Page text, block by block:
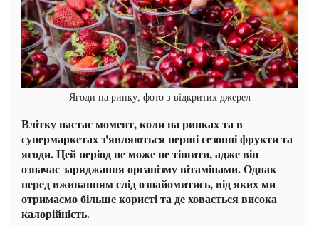
Ягоди на ринку, фото з відкритих джерел
Влітку настає момент, коли на ринках та в
супермаркетах з'являються перші сезонні фрукти та
ягоди. Цей період не може не тішити, адже він
означає заряджання організму вітамінами. Однак
перед вживанням слід ознайомитись, від яких ми
отримаємо більше користі та де ховається висока
калорійність.